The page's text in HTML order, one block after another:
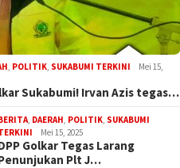
POLITIK SUKABUMI TERKINI
Mei 15,
Sukabumi! Irvan Azis tegas…
DAERAH POLITIK SUKABUMI
Mei 15, 2025
Golkar Tegas Larang
Plt J…